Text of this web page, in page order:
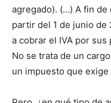
agregado). (…) A fin
partir del 1 de junio de
a cobrar el IVA por
No se trata de un
un impuesto que